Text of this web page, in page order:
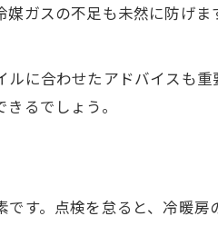
ガスの不足も未然に防げ
に合わせたアドバイスも
るでしょう。
す。点検を怠ると、冷暖